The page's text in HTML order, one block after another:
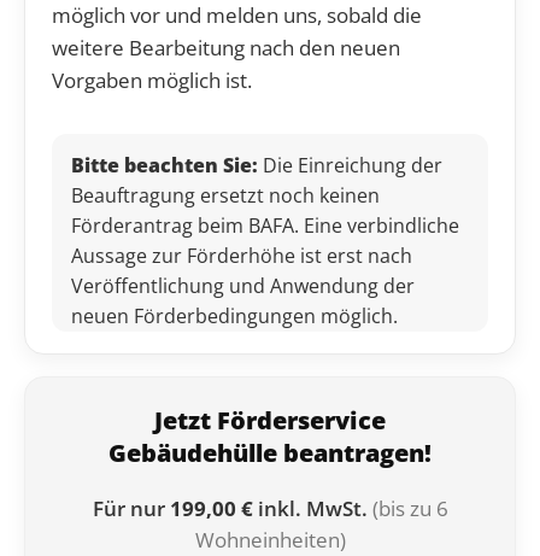
möglich vor und melden uns, sobald die
weitere Bearbeitung nach den neuen
Vorgaben möglich ist.
Bitte beachten Sie: Die Einreichung der
Beauftragung ersetzt noch keinen
Förderantrag beim BAFA. Eine verbindliche
Aussage zur Förderhöhe ist erst nach
Veröffentlichung und Anwendung der
neuen Förderbedingungen möglich.
Jetzt Förderservice
Gebäudehülle beantragen!
Für nur 199,00 €inkl. MwSt. (bis zu 6
Wohneinheiten)